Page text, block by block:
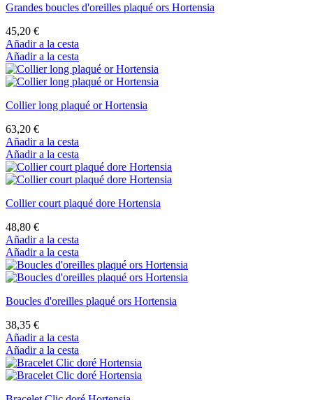
Grandes boucles d'oreilles plaqué ors Hortensia
45,20 €
Añadir a la cesta
Añadir a la cesta
Collier long plaqué or Hortensia
63,20 €
Añadir a la cesta
Añadir a la cesta
Collier court plaqué dore Hortensia
48,80 €
Añadir a la cesta
Añadir a la cesta
Boucles d'oreilles plaqué ors Hortensia
38,35 €
Añadir a la cesta
Añadir a la cesta